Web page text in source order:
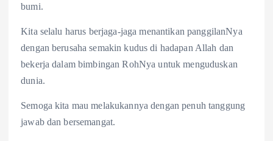
bumi.
Kita selalu harus berjaga-jaga menantikan panggilanNya
dengan berusaha semakin kudus di hadapan Allah dan
bekerja dalam bimbingan RohNya untuk menguduskan
dunia.
Semoga kita mau melakukannya dengan penuh tanggung
jawab dan bersemangat.